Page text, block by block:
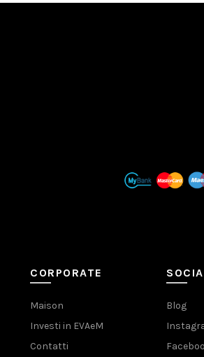
CORPORATE
Maison
Investi in EVAeM
Contatti
Blog